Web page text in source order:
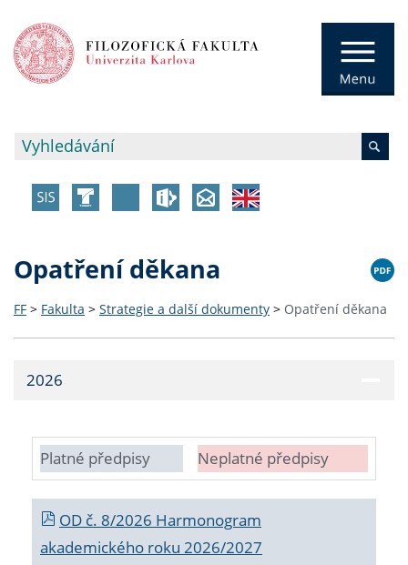
Opatření děkana
FF > Fakulta > Strategie a další dokumenty > Opatření děkana
2026
Platné předpisy Neplatné předpisy
OD č. 8/2026 Harmonogram
akademického roku 2026/2027